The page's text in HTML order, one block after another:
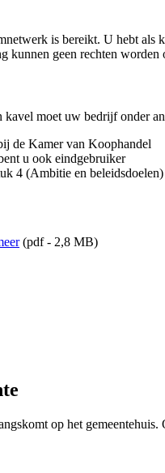
is bereikt. U hebt
kunnen geen rechten worden
moet uw bedrijf onder
de Kamer van Koophandel
u ook eindgebruiker
4 (Ambitie en
(pdf - 2,8 MB)
op het gemeentehuis.